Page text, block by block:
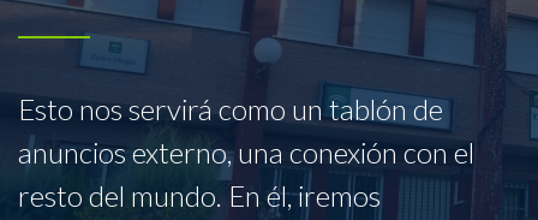
Esto nos servirá como un tablón de
anuncios externo, una conexión con el
resto del mundo. En él, iremos